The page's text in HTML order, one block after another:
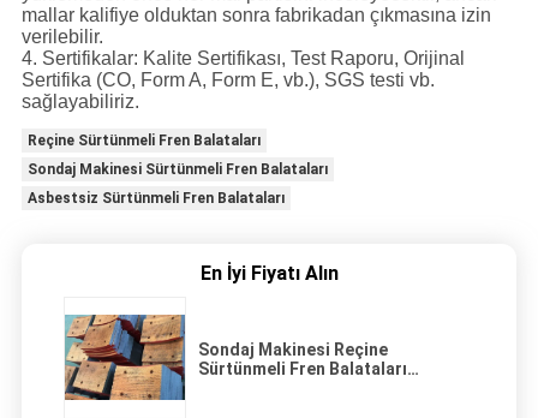
mallar kalifiye olduktan sonra fabrikadan çıkmasına izin
verilebilir.
4. Sertifikalar: Kalite Sertifikası, Test Raporu, Orijinal
Sertifika (CO, Form A, Form E, vb.), SGS testi vb.
sağlayabiliriz.
Reçine Sürtünmeli Fren Balataları
Sondaj Makinesi Sürtünmeli Fren Balataları
Asbestsiz Sürtünmeli Fren Balataları
En İyi Fiyatı Alın
Sondaj Makinesi Reçine
Sürtünmeli Fren Balataları